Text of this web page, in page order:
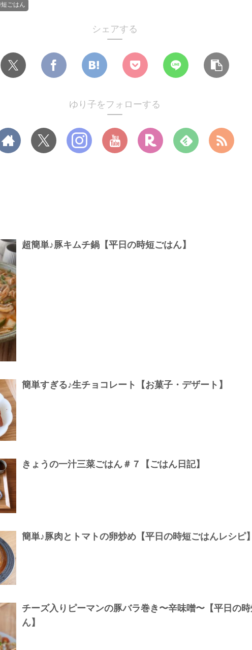
ごはん
シェアする
ゆり子をフォローする
超簡単♪豚キムチ鍋【平日の時短ごはん】
簡単すぎる♪生チョコレート【お菓子・デザート】
きょうの一汁三菜ごはん＃７【ごはん日記】
簡単♪豚肉とトマトの卵炒め【平日の時短ごはんレシピ】
チーズ入りピーマンの豚バラ巻き〜辛味噌〜【平日の
ん】